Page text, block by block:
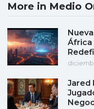
More in Medio
África
Jared